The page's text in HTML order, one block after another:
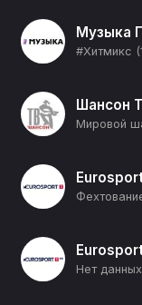
Музыка
#Хитмикс
Шансон
Мировой
Нет данных